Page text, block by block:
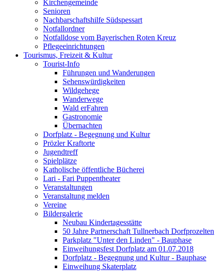
Kirchengemeinde
Senioren
Nachbarschaftshilfe Südspessart
Notfallordner
Notfalldose vom Bayerischen Roten Kreuz
Pflegeeinrichtungen
Tourismus, Freizeit & Kultur
Tourist-Info
Führungen und Wanderungen
Sehenswürdigkeiten
Wildgehege
Wanderwege
Wald erFahren
Gastronomie
Übernachten
Dorfplatz - Begegnung und Kultur
Prözler Kraftorte
Jugendtreff
Spielplätze
Katholische öffentliche Bücherei
Lari - Fari Puppentheater
Veranstaltungen
Veranstaltung melden
Vereine
Bildergalerie
Neubau Kindertagesstätte
50 Jahre Partnerschaft Tullnerbach Dorfprozelten
Parkplatz "Unter den Linden" - Bauphase
Einweihungsfest Dorfplatz am 01.07.2018
Dorfplatz - Begegnung und Kultur - Bauphase
Einweihung Skaterplatz